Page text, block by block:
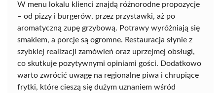
W menu lokalu klienci znajdą różnorodne propozycje
– od pizzy i burgerów, przez przystawki, aż po
aromatyczną zupę grzybową. Potrawy wyróżniają się
smakiem, a porcje są ogromne. Restauracja słynie z
szybkiej realizacji zamówień oraz uprzejmej obsługi,
co skutkuje pozytywnymi opiniami gości. Dodatkowo
warto zwrócić uwagę na regionalne piwa i chrupiące
frytki, które cieszą się dużym uznaniem wśród